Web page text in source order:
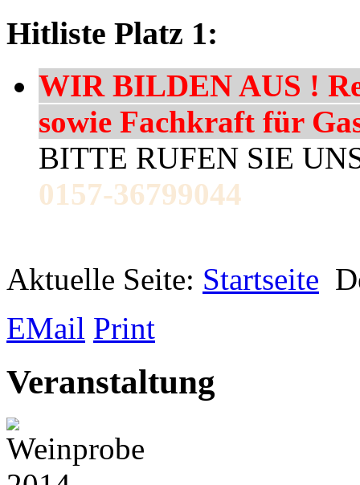
Hitliste Platz 1:
WIR BILDEN AUS !
sowie Fachkraft für
BITTE RUFEN SIE
0157-36799044
Aktuelle Seite: Startseite
EMail Print
Veranstaltung